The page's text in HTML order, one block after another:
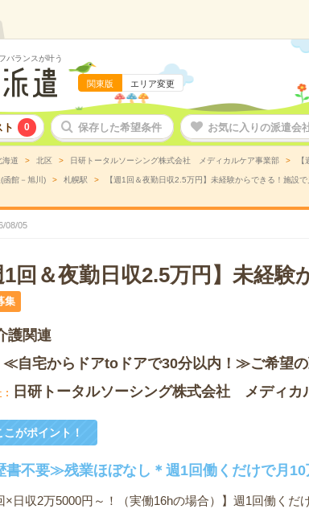
バランスが叶う
関東版 エリア変更
0 保存した希望条件 お気に入りの派遣会
海道 北区 日研トータルソーシング株式会社 メディカルケア事業部
(函館－旭川) 札幌駅 【週1回＆夜勤日収2.5万円】未経験からできる！施設
/08/05
1回＆夜勤日収2.5万円】未経
集
護関連
≪自宅からドアtoドアで30分以内！≫ご希望の
日研トータルソーシング株式会社 メディカ
こがポイント！
不要≫残業ほぼなし＊週1回働くだけで月10
×日収2万5000円～！（実働16hの場合）】週1回働く